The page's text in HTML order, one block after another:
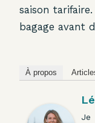
saison
bagage avant
À propos
Je